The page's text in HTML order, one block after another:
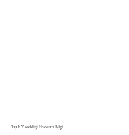
Topuk Yüksekliği Hakkında Bilgi